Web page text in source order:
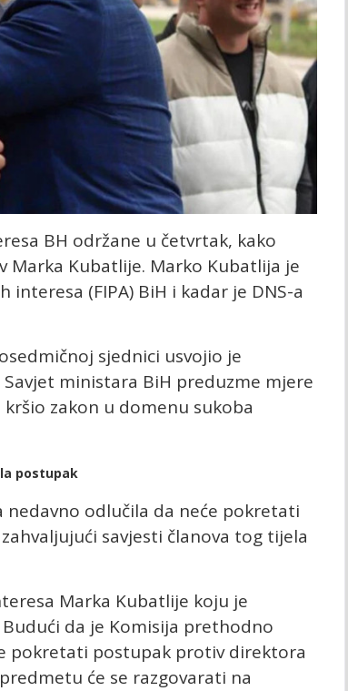
BH održane u četvrtak, kako
Marka Kubatlije. Marko Kubatlija je
(FIPA) BiH i kadar je DNS-a
sjednici usvojio je
ministara BiH preduzme mjere
zakon u domenu sukoba
postupak
nedavno odlučila da neće pokretati
savjesti članova tog tijela
Marka Kubatlije koju je
da je Komisija prethodno
pokretati postupak protiv direktora
će se razgovarati na